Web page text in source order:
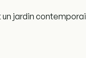
jardin